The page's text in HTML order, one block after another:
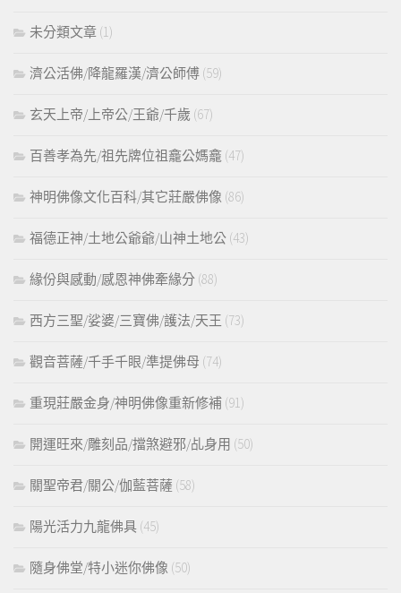
未分類文章 (1)
濟公活佛/降龍羅漢/濟公師傅 (59)
玄天上帝/上帝公/王爺/千歲 (67)
百善孝為先/祖先牌位祖龕公媽龕 (47)
神明佛像文化百科/其它莊嚴佛像 (86)
福德正神/土地公爺爺/山神土地公 (43)
緣份與感動/感恩神佛牽緣分 (88)
西方三聖/娑婆/三寶佛/護法/天王 (73)
觀音菩薩/千手千眼/準提佛母 (74)
重現莊嚴金身/神明佛像重新修補 (91)
開運旺來/雕刻品/擋煞避邪/乩身用 (50)
關聖帝君/關公/伽藍菩薩 (58)
陽光活力九龍佛具 (45)
隨身佛堂/特小迷你佛像 (50)